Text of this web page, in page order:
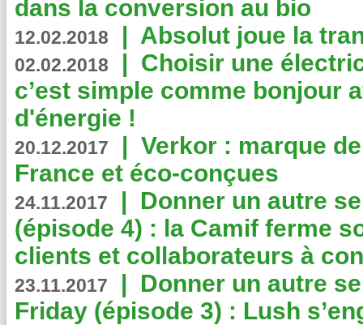
dans la conversion au bio
12.02.2018 | Absolut joue la
02.02.2018 | Choisir une
c’est simple comme bonjour
d'énergie !
20.12.2017 | Verkor : marque
France et éco-conçues
24.11.2017 | Donner un autre
(épisode 4) : la Camif ferme
clients et collaborateurs à
23.11.2017 | Donner un autre
Friday (épisode 3) : Lush